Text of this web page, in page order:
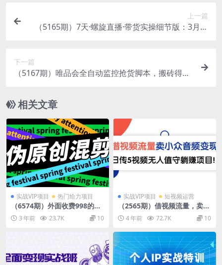
上一篇
（5165期）7天·螺旋直播·带货实操细节版：3月新
下一篇
（5167期）唯品会全自动监控抢货脚本，搬砖得物
相关文章
实战VIP项目 热门给力项目
（6574期）外面收费998的AI
混剪9.0伪原创脚本，伪原创剪
辑必备神器【混剪脚本+教
3 年前 23.7K 10
实战VIP项目 短视频运营
（2565期）借视频流量，卖小
众音频变现，日传5视频无人
值守躺赚项目！
4 年前 72.7K 10